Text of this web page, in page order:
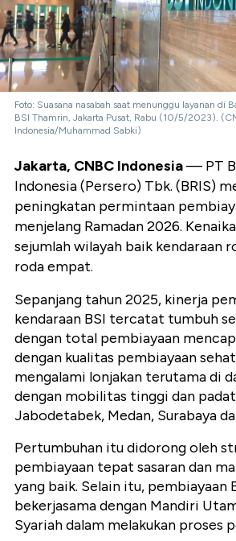
Foto: Suasana nasabah saat menunggu layanan di
BSI Thamrin, Jakarta Pusat, Rabu (10/5/2023).
Indonesia/Muhammad Sabki)
Jakarta, CNBC Indonesia— PT
Indonesia (Persero) Tbk. (BRIS)
peningkatan permintaan
menjelang Ramadan 2026.
sejumlah wilayah baik kendaraan
roda empat.
Sepanjang tahun 2025, kinerja
kendaraan BSI tercatat tumbuh
dengan total pembiayaan
dengan kualitas pembiayaan
mengalami lonjakan terutama di
dengan mobilitas tinggi dan
Jabodetabek, Medan, Surabaya
Pertumbuhan itu didorong oleh
pembiayaan tepat sasaran dan
yang baik. Selain itu, pembiayaan
bekerjasama dengan Mandiri
Syariah dalam melakukan proses